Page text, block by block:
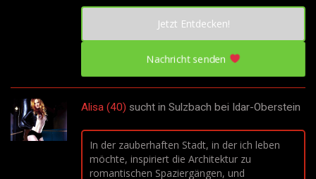
Jetzt Entdecken!
Nachricht senden
Alisa (40) sucht in Sulzbach bei Idar-Oberstein
In der zauberhaften Stadt, in der ich leben
möchte, inspiriert die Architektur zu
romantischen Spaziergängen, und